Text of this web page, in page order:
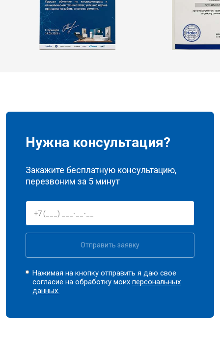
Нужна консультация?
Закажите бесплатную консультацию,
перезвоним за 5 минут
Отправить заявку
Нажимая на кнопку отправить я даю свое
согласие на обработку моихперсональных
данных.